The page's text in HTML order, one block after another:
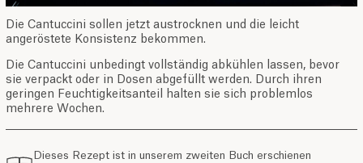
Die Cantuccini sollen jetzt austrocknen und die leicht
angeröstete Konsistenz bekommen.
Die Cantuccini unbedingt vollständig abkühlen lassen, bevor
sie verpackt oder in Dosen abgefüllt werden. Durch ihren
geringen Feuchtigkeitsanteil halten sie sich problemlos
mehrere Wochen.
Dieses Rezept ist in unserem zweiten Buch erschienen